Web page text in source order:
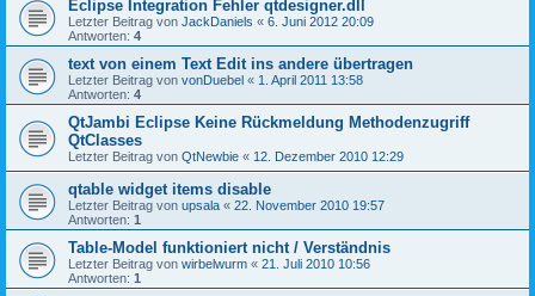
Eclipse Integration Fehler qtdesigner.dll
Letzter Beitrag von JackDaniels « 6. Juni 2012 20:09
Antworten: 4
text von einem Text Edit ins andere übertragen
Letzter Beitrag von vonDuebel « 1. April 2011 13:58
Antworten: 4
QtJambi Eclipse Keine Rückmeldung Methodenzugriff
QtClasses
Letzter Beitrag von QtNewbie « 12. Dezember 2010 12:29
qtable widget items disable
Letzter Beitrag von upsala « 22. November 2010 19:57
Antworten: 1
Table-Model funktioniert nicht / Verständnis
Letzter Beitrag von wirbelwurm « 21. Juli 2010 10:56
Antworten: 1